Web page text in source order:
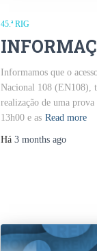
45.ª RIG
Informamos que o
Nacional 108 (EN108),
realização de uma
13h00 e as Read more
Há 3 monthsago